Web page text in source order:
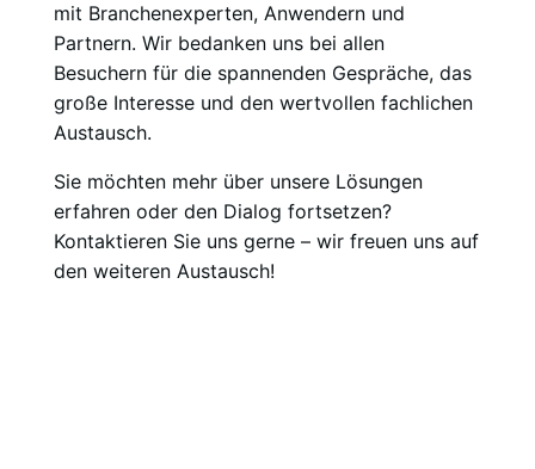
mit Branchenexperten, Anwendern und
Partnern. Wir bedanken uns bei allen
Besuchern für die spannenden Gespräche, das
große Interesse und den wertvollen fachlichen
Austausch.
Sie möchten mehr über unsere Lösungen
erfahren oder den Dialog fortsetzen?
Kontaktieren Sie uns gerne – wir freuen uns auf
den weiteren Austausch!